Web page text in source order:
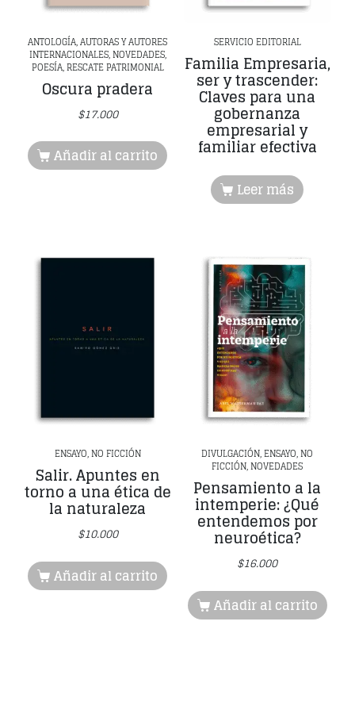
ANTOLOGÍA, AUTORAS Y AUTORES
INTERNACIONALES, NOVEDADES,
POESÍA, RESCATE PATRIMONIAL
Oscura pradera
$17.000
Añadir al carrito
SERVICIO EDITORIAL
Familia Empresaria,
ser y trascender:
Claves para una
gobernanza
empresarial y
familiar efectiva
Leer más
ENSAYO, NO FICCIÓN
Salir. Apuntes en
torno a una ética de
la naturaleza
$10.000
Añadir al carrito
DIVULGACIÓN, ENSAYO, NO
FICCIÓN, NOVEDADES
Pensamiento a la
intemperie: ¿Qué
entendemos por
neuroética?
$16.000
Añadir al carrito